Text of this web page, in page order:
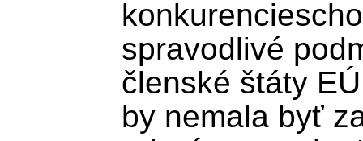
spravodlivé
členské štáty
by nemala byť